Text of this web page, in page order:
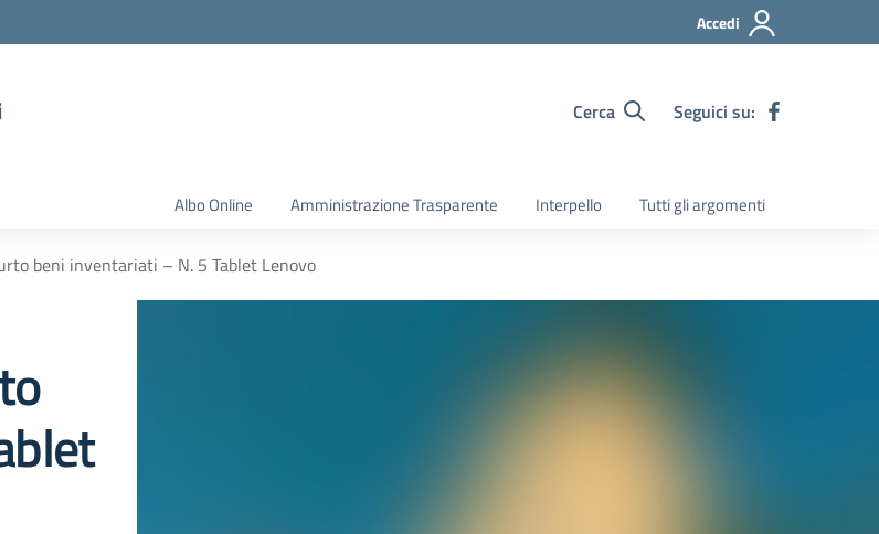
Accedi
Cerca Seguici su:
Albo Online Amministrazione Trasparente Interpello Tutti gli argomenti
beni inventariati – N. 5 Tablet Lenovo